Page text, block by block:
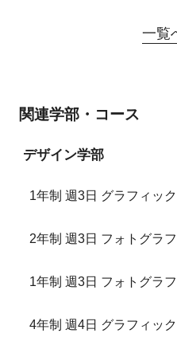
一覧
関連学部・コース
デザイン学部
1年制 週3日 グラフィッ
2年制 週3日 フォトグラ
1年制 週3日 フォトグラ
4年制 週4日 グラフィッ